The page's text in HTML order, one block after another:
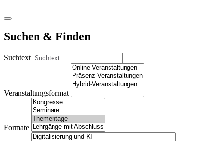
Suchen & Finden
Suchtext
Veranstaltungsformat
Formate